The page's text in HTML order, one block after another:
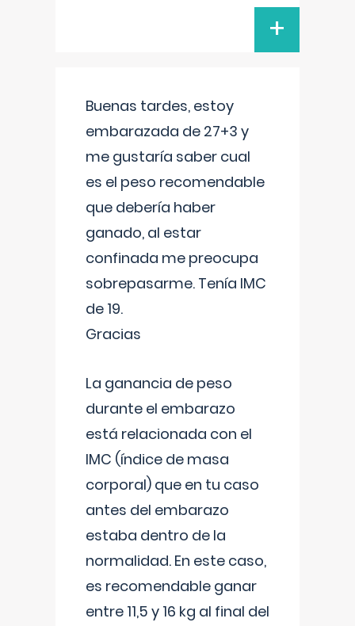
+
Buenas tardes, estoy
embarazada de 27+3 y
me gustaría saber cual
es el peso recomendable
que debería haber
ganado, al estar
confinada me preocupa
sobrepasarme. Tenía IMC
de 19.
Gracias
La ganancia de peso
durante el embarazo
está relacionada con el
IMC (índice de masa
corporal) que en tu caso
antes del embarazo
estaba dentro de la
normalidad. En este caso,
es recomendable ganar
entre 11,5 y 16 kg al final del